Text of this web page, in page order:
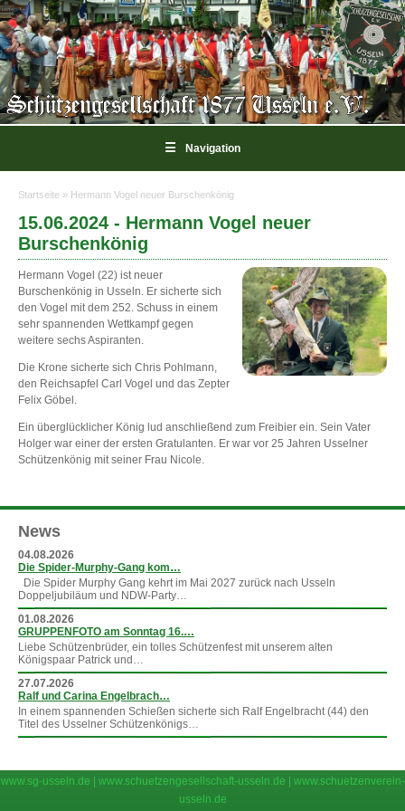
☰ Navigation
Sie sind hier
Startseite » Hermann Vogel neuer Burschenkönig
15.06.2024 - Hermann Vogel neuer
Burschenkönig
Hermann Vogel (22) ist neuer
Burschenkönig in Usseln. Er sicherte sich
den Vogel mit dem 252. Schuss in einem
sehr spannenden Wettkampf gegen
weitere sechs Aspiranten.
Die Krone sicherte sich Chris Pohlmann,
den Reichsapfel Carl Vogel und das Zepter
Felix Göbel.
Ein überglücklicher König lud anschließend zum Freibier ein. Sein Vater
Holger war einer der ersten Gratulanten. Er war vor 25 Jahren Usselner
Schützenkönig mit seiner Frau Nicole.
News
04.08.2026
Die Spider-Murphy-Gang kom…
Die Spider Murphy Gang kehrt im Mai 2027 zurück nach Usseln
Doppeljubiläum und NDW-Party…
01.08.2026
GRUPPENFOTO am Sonntag 16.…
Liebe Schützenbrüder, ein tolles Schützenfest mit unserem alten
Königspaar Patrick und…
27.07.2026
Ralf und Carina Engelbrach…
In einem spannenden Schießen sicherte sich Ralf Engelbracht (44) den
Titel des Usselner Schützenkönigs…
www.sg-usseln.de www.schuetzengesellschaft-usseln.de
www.schuetzenverein-
usseln.de